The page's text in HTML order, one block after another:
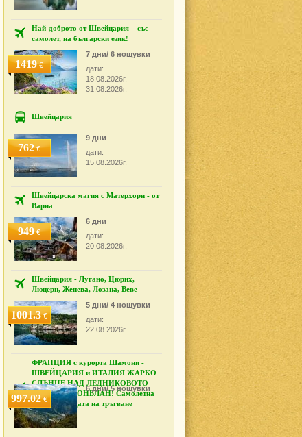
Най-доброто от Швейцария – със
самолет, на български език!
1419€
7 дни/ 6 нощувки
дати:
18.08.2026г.
31.08.2026г.
Швейцария
762€
9 дни
дати:
15.08.2026г.
Швейцарска магия с Матерхорн - от
Варна
949€
6 дни
дати:
20.08.2026г.
Швейцария - Лугано, Цюрих,
Люцерн, Женева, Лозана, Веве
1001.3€
5 дни/ 4 нощувки
дати:
22.08.2026г.
ФРАНЦИЯ с курорта Шамони -
ШВЕЙЦАРИЯ и ИТАЛИЯ ЖАРКО
СЛЪНЦЕ НАД ЛЕДНИКОВОТО
МОРЕ НА МОНБЛАН! Самолетна
екскурзия с дата на тръгване
14.07.2026 г.
997.02€
6 дни/ 5 нощувки